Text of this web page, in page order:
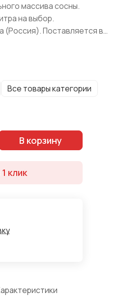
массива сосны.
на выбор.
(Россия). Поставляется в
клеевые и
покрытие, структура
в комплект поставки. На
винты, с помощью которых
Заглушки не
Все товары категории
В корзину
клик